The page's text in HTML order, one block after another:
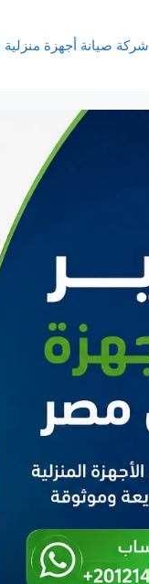
شركة صيانة أجهزة منزلية | 17674_ أتصل الأن – أون ريبير